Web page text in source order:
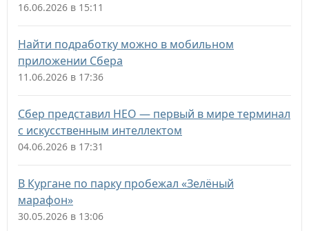
16.06.2026 в 15:11
Найти подработку можно в мобильном
приложении Сбера
11.06.2026 в 17:36
Сбер представил НЕО — первый в мире терминал
с искусственным интеллектом
04.06.2026 в 17:31
В Кургане по парку пробежал «Зелёный
марафон»
30.05.2026 в 13:06